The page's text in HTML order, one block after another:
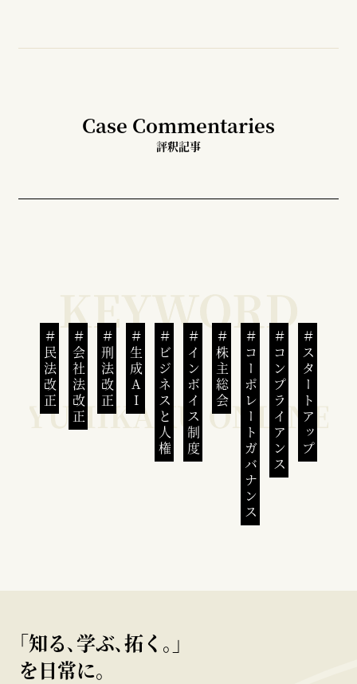
Case Commentaries
評釈記事
民法改正 会社法改正 刑法改正 生成AI ビジネスと人権インボイス制度 株主総会 コーポレートガバナンスコンプライアンススタートアップ
｢知る､学ぶ､拓く｡｣
を日常に。